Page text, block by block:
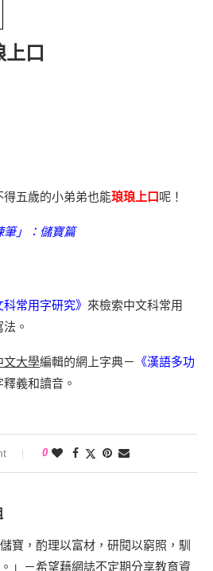
口
五歲的小弟弟也能琅琅上口呢！
筆」：儲寶篇
科常用字研究》 來檢索中文科常用
。
文大學編輯的網上字典－ 《漢語多功
釋義和讀音。
0
儲寶，酌理以富材，研閱以窮照，馴
」－希望藉網誌不定期分享教育資